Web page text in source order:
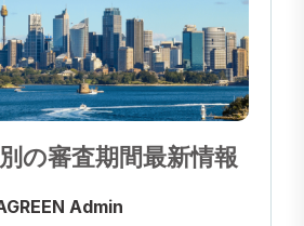
の審査期間最新情報
Admin